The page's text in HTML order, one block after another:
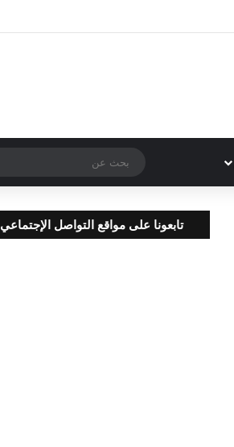
تابعونا على مواقع التواصل الإجتماعي